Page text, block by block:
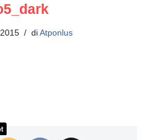
di Atponlus